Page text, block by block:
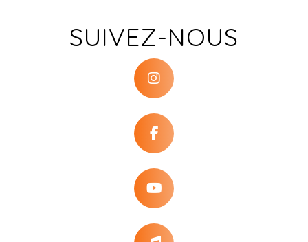
SUIVEZ-NOUS